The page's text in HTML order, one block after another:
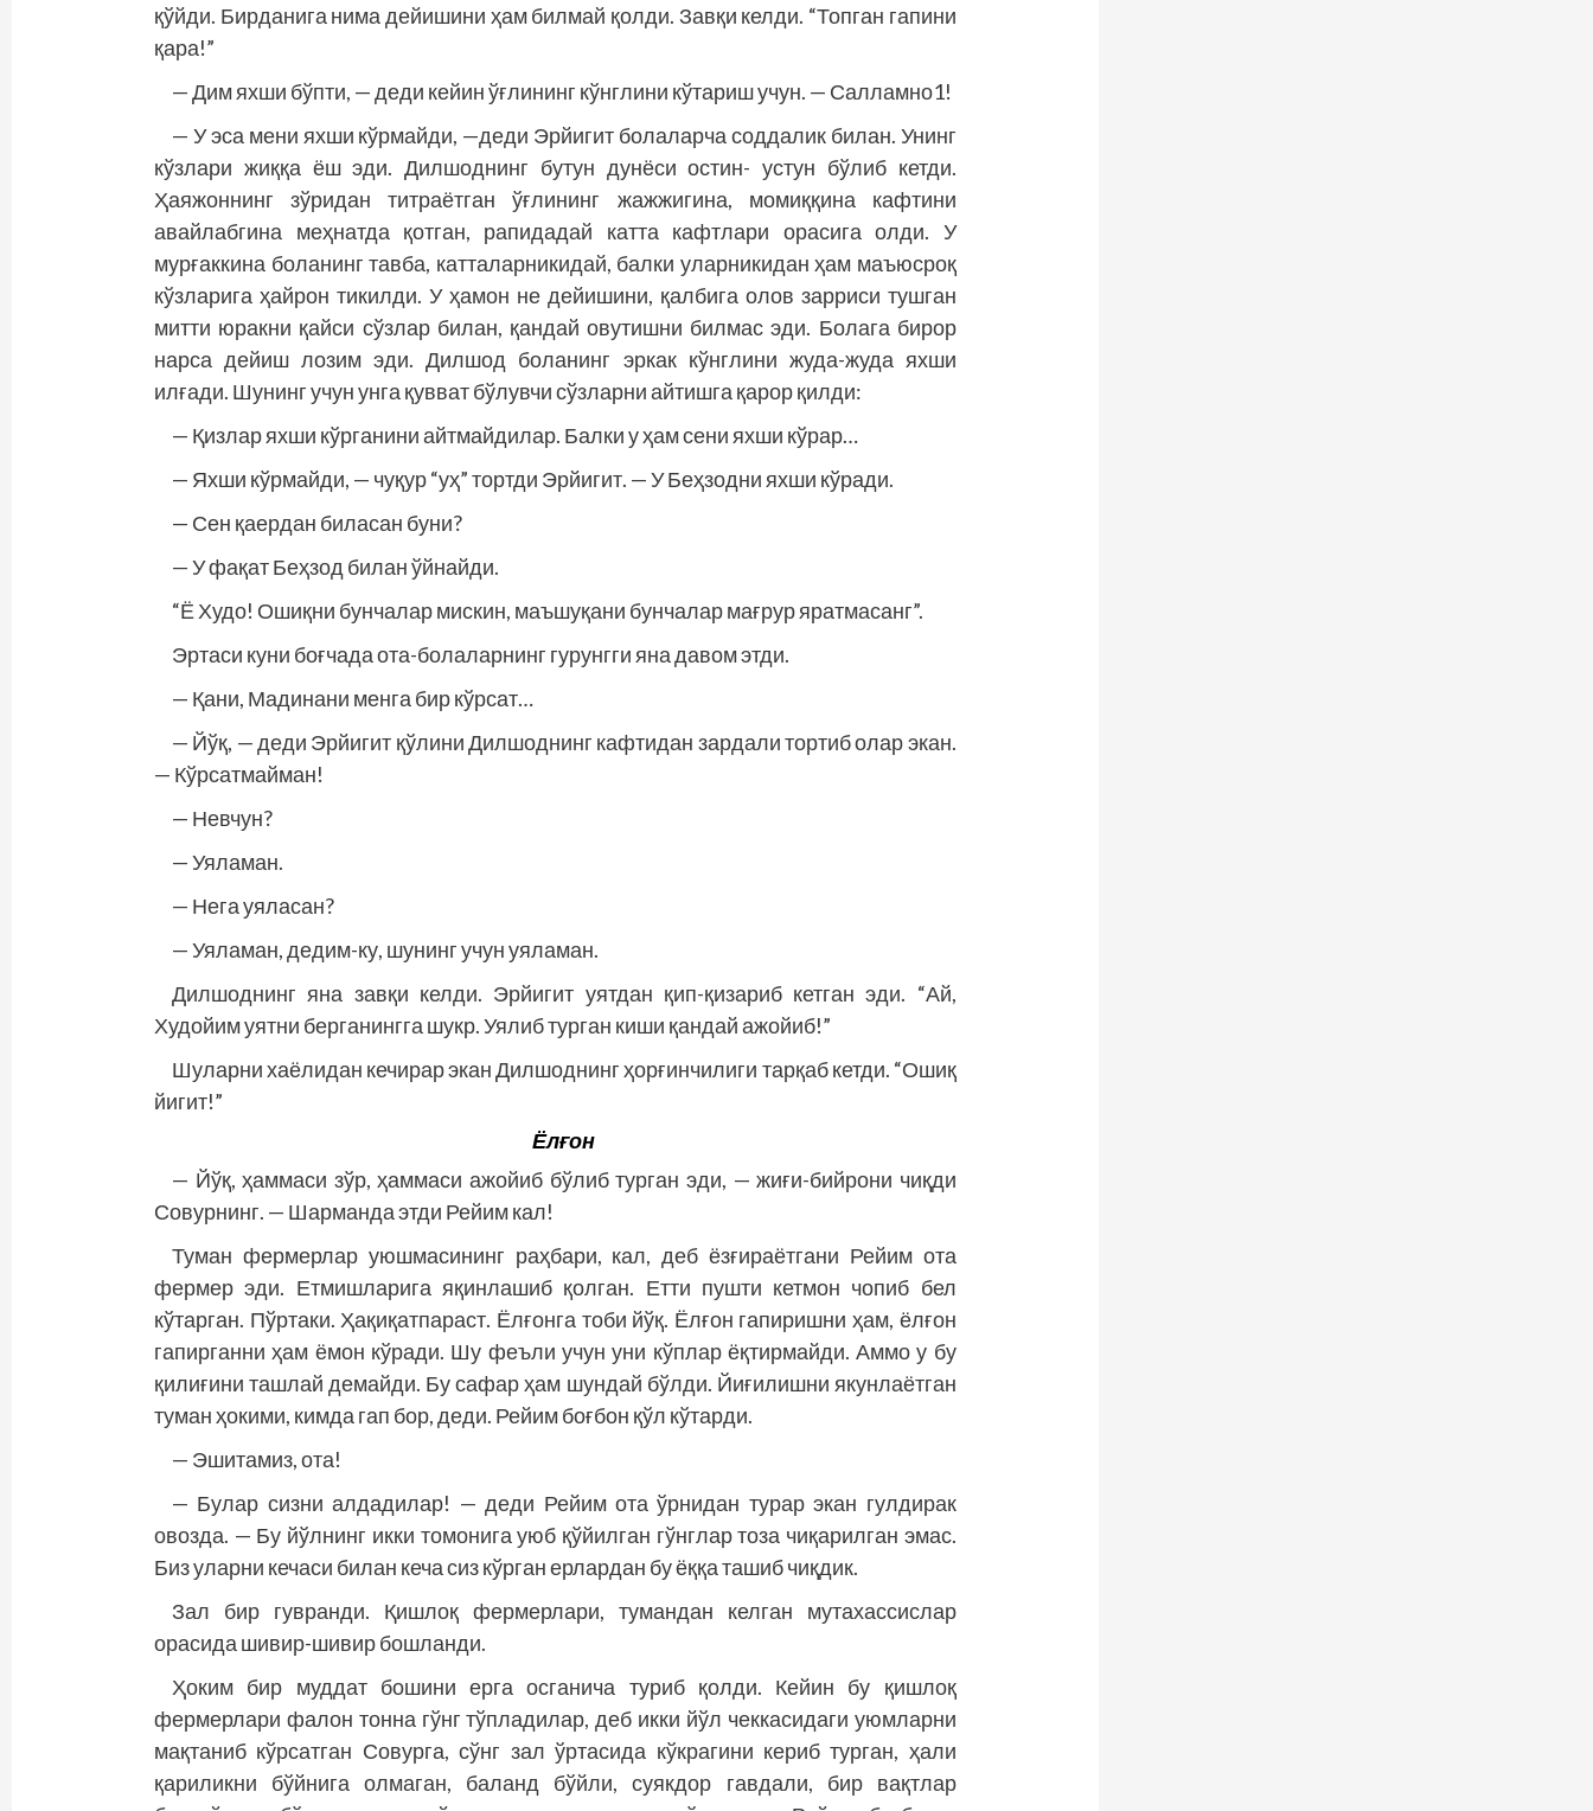
қўйди. Бирданига нима дейишини ҳам билмай қолди. Завқи келди. “Топган гапини
қара!”
— Дим яхши бўпти, — деди кейин ўғлининг кўнглини кўтариш учун. — Салламно1!
— У эса мени яхши кўрмайди, —деди Эрйигит болаларча соддалик билан. Унинг
кўзлари жиққа ёш эди. Дилшоднинг бутун дунёси остин- устун бўлиб кетди.
Ҳаяжоннинг зўридан титраётган ўғлининг жажжигина, момиққина кафтини
авайлабгина меҳ­натда қотган, рапидадай катта кафтлари орасига олди. У
мурғаккина боланинг тавба, катталарникидай, бал­ки уларникидан ҳам маъюсроқ
кўзларига ҳайрон тикилди. У ҳамон не дейишини, қалбига олов зарриси тушган
митти юракни қайси сўзлар билан, қандай овутишни билмас эди. Болага бирор
нарса дейиш лозим эди. Дилшод боланинг эркак кўнглини жуда-жуда яхши
илғади. Шунинг учун унга қувват бўлувчи сўзларни айтишга қарор қилди:
— Қизлар яхши кўрганини айтмайдилар. Балки у ҳам сени яхши кўрар…
— Яхши кўрмайди, — чуқур “уҳ” тортди Эрйигит. — У Беҳзодни яхши кўради.
— Сен қаердан биласан буни?
— У фақат Беҳзод билан ўйнайди.
“Ё Худо! Ошиқни бунчалар мискин, маъшуқани бунчалар мағрур яратмасанг”.
Эртаси куни боғчада ота-болаларнинг гурунгги яна давом этди.
— Қани, Мадинани менга бир кўрсат…
— Йўқ, — деди Эрйигит қўлини Дилшоднинг кафтидан зардали тортиб олар экан.
— Кўрсатмайман!
— Невчун?
— Уяламан.
— Нега уяласан?
— Уяламан, дедим-ку, шунинг учун уяламан.
Дилшоднинг яна завқи келди. Эрйигит уятдан қип-қизариб кетган эди. “Ай,
Худойим уятни берганинг­га шукр. Уялиб турган киши қандай ажойиб!”
Шуларни хаёлидан кечирар экан Дилшоднинг ҳорғинчилиги тарқаб кетди. “Ошиқ
йигит!”
Ёлғон
— Йўқ, ҳаммаси зўр, ҳаммаси ажойиб бўлиб турган эди, — жиғи-бийрони чиқди
Совурнинг. — Шарманда этди Рейим кал!
Туман фермерлар уюшмасининг раҳбари, кал, деб ёзғираётгани Рейим ота
фермер эди. Етмишларига яқинлашиб қолган. Етти пушти кетмон чопиб бел
кўтарган. Пўртаки. Ҳақиқатпараст. Ёлғонга тоби йўқ. Ёлғон гапиришни ҳам, ёлғон
гапирганни ҳам ёмон кўради. Шу феъли учун уни кўплар ёқтирмайди. Аммо у бу
қилиғини ташлай демайди. Бу сафар ҳам шундай бўлди. Йиғилишни якунлаётган
туман ҳокими, кимда гап бор, деди. Рейим боғбон қўл кўтарди.
— Эшитамиз, ота!
— Булар сизни алдадилар! — деди Рейим ота ўрнидан турар экан гулдирак
овозда. — Бу йўлнинг икки томонига уюб қўйилган гўнглар тоза чиқарилган эмас.
Биз уларни кечаси билан кеча сиз кўрган ерлардан бу ёққа ташиб чиқдик.
Зал бир гувранди. Қишлоқ фермерлари, тумандан келган мутахассислар
орасида шивир-шивир бошланди.
Ҳоким бир муддат бошини ерга осганича туриб қолди. Кейин бу қиш­лоқ
фермерлари фалон тонна гўнг тўп­ладилар, деб икки йўл чеккасидаги уюмларни
мақтаниб кўрсатган Совурга, сўнг зал ўртасида кўкрагини кериб турган, ҳали
қариликни бўйнига олмаган, баланд бўйли, суякдор гавдали, бир вақтлар